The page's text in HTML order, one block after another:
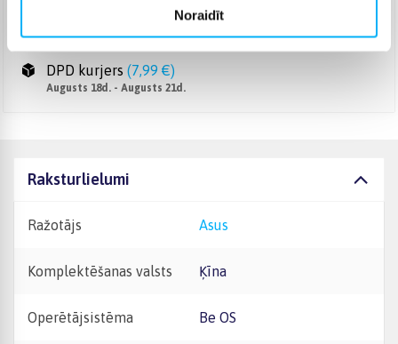
Noraidīt
6,99 €)
DPD kurjers (7,99 €)
Augusts 18d. - Augusts 21d.
Raksturlielumi
Ražotājs Asus
Komplektēšanas valsts Ķīna
Operētājsistēma Be OS